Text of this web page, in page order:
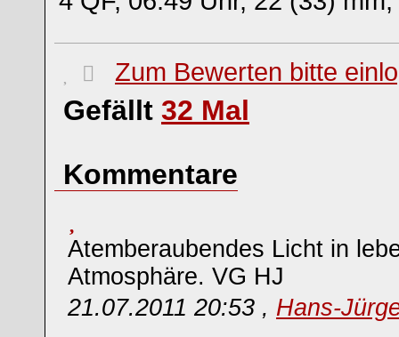
Zum Bewerten bitte
Gefällt 32 Mal
Kommentare
Atemberaubendes Licht in
Atmosphäre. VG HJ
21.07.2011 20:53 , Hans-